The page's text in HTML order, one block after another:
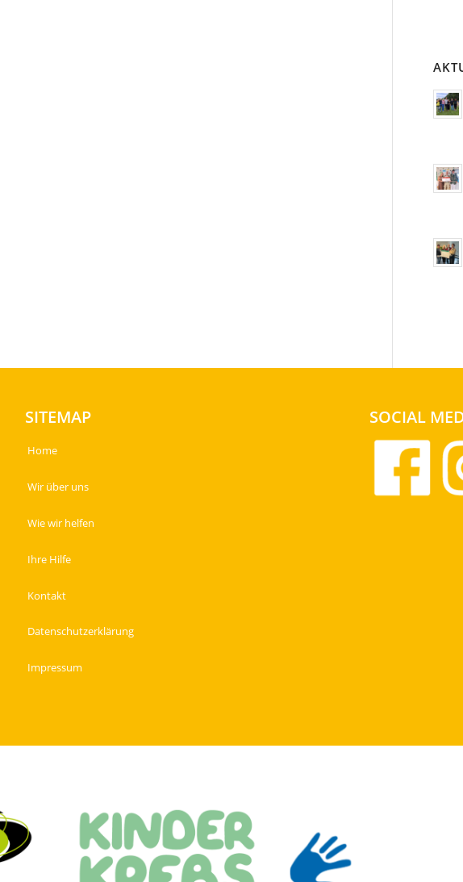
SITEMAP
Home
Wir über uns
Wie wir helfen
Ihre Hilfe
Kontakt
Datenschutzerklärung
Impressum
SOCIAL